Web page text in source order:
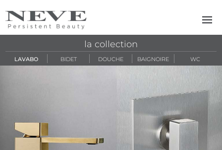
Skip to main content
la collection
LAVABO BIDET DOUCHE BAIGNOIRE WC